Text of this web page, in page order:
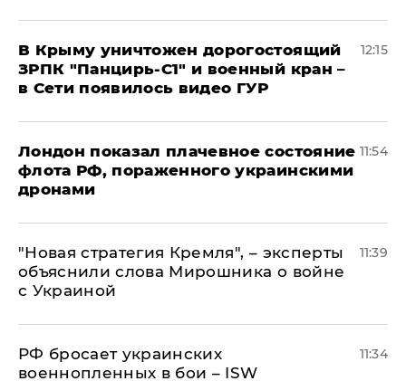
В Крыму уничтожен дорогостоящий
ЗРПК "Панцирь-С1" и военный кран –
в Сети появилось видео ГУР
12:15
Лондон показал плачевное состояние
флота РФ, пораженного украинскими
дронами
11:54
"Новая стратегия Кремля", – эксперты
объяснили слова Мирошника о войне
с Украиной
11:39
РФ бросает украинских
военнопленных в бои – ISW
11:34